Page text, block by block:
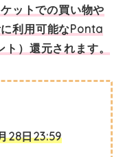
ットでの買い物や
利用可能なPonta
）還元されます。
28日23:59